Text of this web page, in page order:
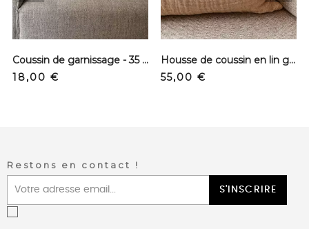
Coussin de garnissage - 35 x 45 cm
Precio
18,00 €
Housse de coussin en lin gaufré - Cuir light
Precio
55,00 €
prev next
Restons en contact !
S'INSCRIRE